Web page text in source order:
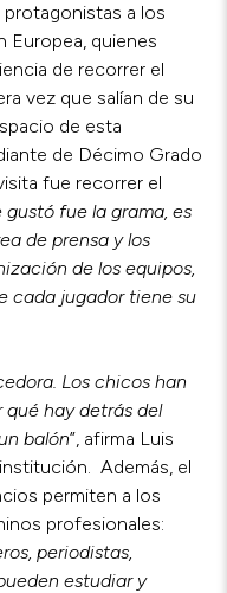
a los
Europea, quienes
de recorrer el
vez que salían de su
de esta
de Décimo Grado
fue recorrer el
gustó fue la grama, es
de prensa y los
de los equipos,
cada jugador tiene su
Los chicos han
hay detrás del
balón”, afirma Luis
Además, el
permiten a los
profesionales:
periodistas,
estudiar y